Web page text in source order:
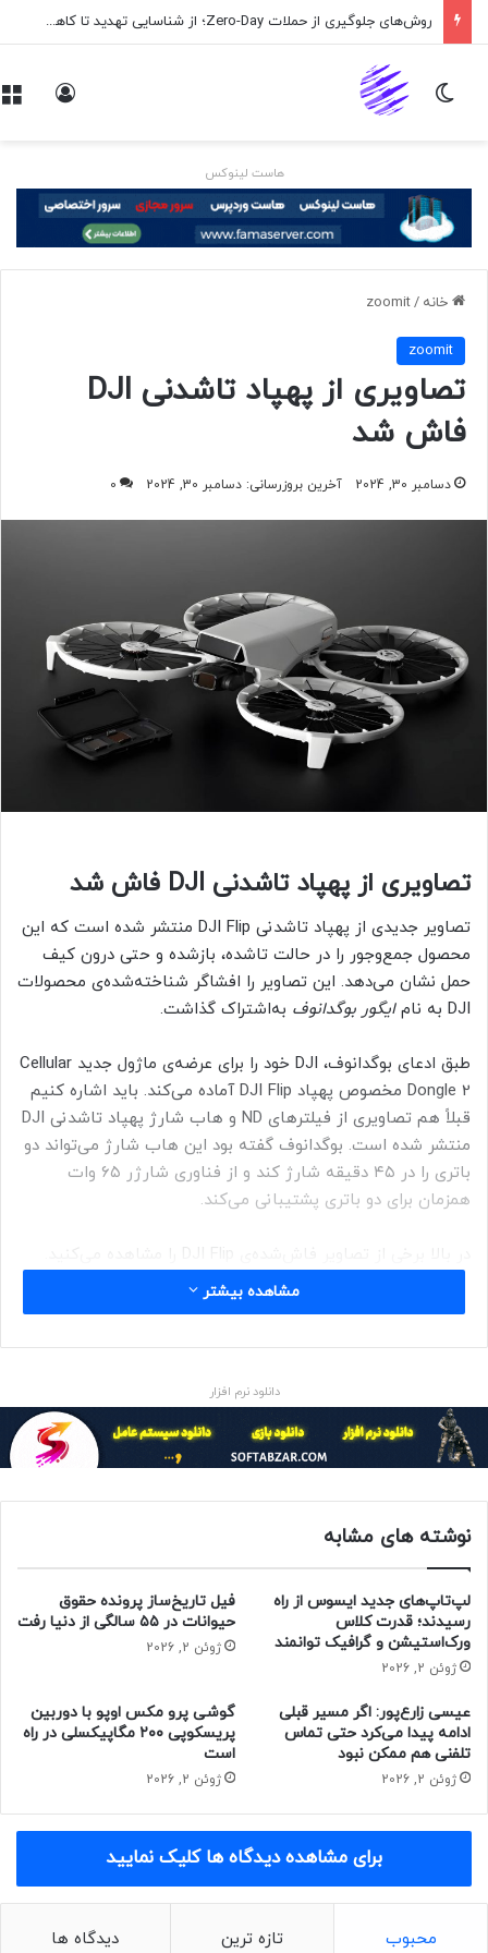
روش‌های جلوگیری از حملات Zero-Day؛ از شناسایی تهدید تا کاهش ریسک
تغییر پوسته
هاست لینوکس
خانه /
zoomit
zoomit
تصاویری از پهپاد تاشدنی DJI
فاش شد
دسامبر 30, 2024 آخرین بروزرسانی: دسامبر 30, 2024 0
تصاویری از پهپاد تاشدنی DJI فاش شد
تصاویر جدیدی از پهپاد تاشدنی DJI Flip منتشر شده است که این
محصول جمع‌وجور را در حالت تاشده، بازشده و حتی درون کیف
حمل نشان می‌دهد. این تصاویر را افشاگر شناخته‌شده‌ی محصولات
DJI به نام
ایگور بوگدانوف به‌اشتراک گذاشت.
طبق ادعای بوگدانوف، DJI خود را برای عرضه‌ی ماژول جدید Cellular
Dongle 2 مخصوص پهپاد DJI Flip آماده می‌کند. باید اشاره کنیم
قبلاً هم تصاویری از فیلترهای ND و هاب شارژ پهپاد تاشدنی DJI
منتشر شده است. بوگدانوف گفته بود این هاب شارژ می‌تواند دو
باتری را در ۴۵ دقیقه شارژ کند و از فناوری شارژر ۶۵ وات
همزمان برای دو باتری پشتیبانی می‌کند.
یکی از این تصاویر، صفحه‌ی جلوی پهپاد را نشان می‌دهد که به
گفته‌ی افشاگری به نامیاسپر النز
، تمام قابلیت‌های QuickShot را
مقاله‌های مرتبط:
می‌گیرد؛ این یعنی احتمال دارد قابلیت استریمینگ از نمای اول
شخص هنگام پرواز روی پهپاد مورد اشاره ارائه شود. این افشاگر
اوایل دسامبر (نیمه‌ی دوم آذر ۱۴۰۳) نیز جزئیاتی مانند سیستم
کرده بود و همچنین می‌گوید پهپاد DJI Flip با هر بار شارژ حدود
مشاهده بیشتر
دانلود نرم افزار
نوشته های مشابه
لپ‌تاپ‌های جدید ایسوس از راه
رسیدند؛ قدرت کلاس
ورک‌استیشن و گرافیک توانمند
ژوئن 2, 2026
فیل تاریخ‌ساز پرونده حقوق
حیوانات در ۵۵ سالگی از دنیا رفت
ژوئن 2, 2026
عیسی زارع‌پور: اگر مسیر قبلی
ادامه پیدا می‌کرد حتی تماس
تلفنی هم ممکن نبود
ژوئن 2, 2026
گوشی پرو مکس اوپو با دوربین
پریسکوپی ۲۰۰ مگاپیکسلی در راه
است
ژوئن 2, 2026
برای مشاهده دیدگاه ها کلیک نمایید
محبوب تازه ترین دیدگاه ها